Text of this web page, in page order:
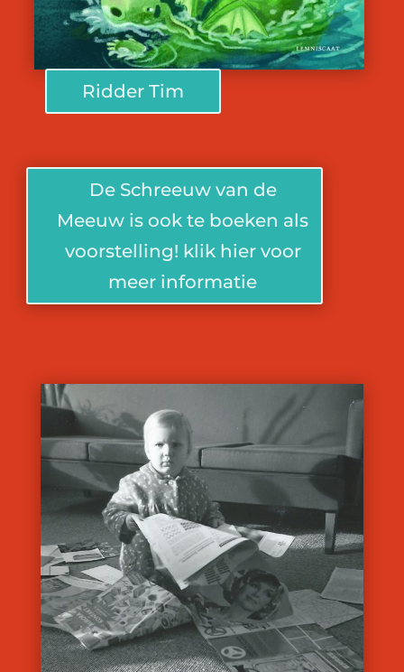
Ridder Tim
De Schreeuw van de
Meeuw is ook te boeken als
voorstelling! klik hier voor
meer informatie